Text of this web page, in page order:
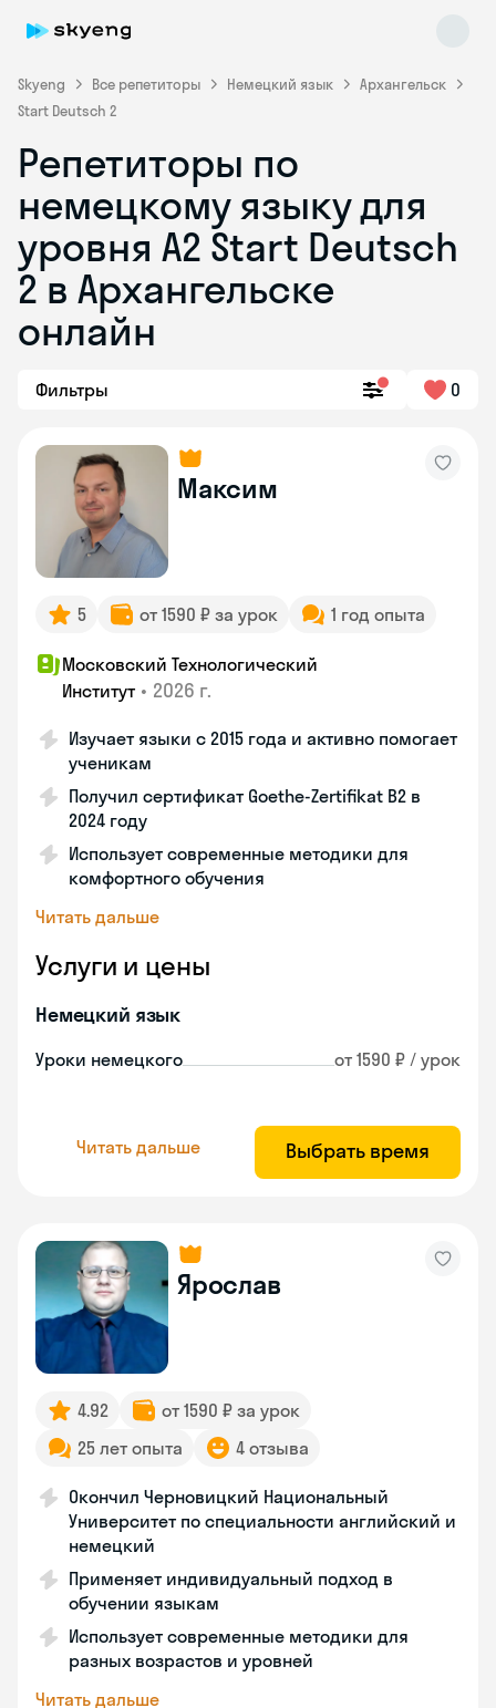
Skyeng Все репетиторы Немецкий язык
Архангельск
Start Deutsch 2
Репетиторы по
немецкому языку для
уровня A2 Start Deutsch
2 в Архангельске
онлайн
Фильтры 0
Максим
5 от 1590 ₽ за урок 1 год опыта
Московский Технологический
Институт • 2026 г.
Изучает языки с 2015 года и активно помогает
ученикам
Получил сертификат Goethe-Zertifikat B2 в
2024 году
Использует современные методики для
комфортного обучения
Читать дальше
Услуги и цены
Немецкий язык
Уроки немецкого от 1590 ₽ / урок
Читать дальше Выбрать время
Ярослав
4.92
от 1590 ₽ за урок
25 лет опыта
4 отзыва
Окончил Черновицкий Национальный
Университет по специальности английский и
немецкий
Применяет индивидуальный подход в
обучении языкам
Использует современные методики для
разных возрастов и уровней
Читать дальше
Skyeng Chat
online